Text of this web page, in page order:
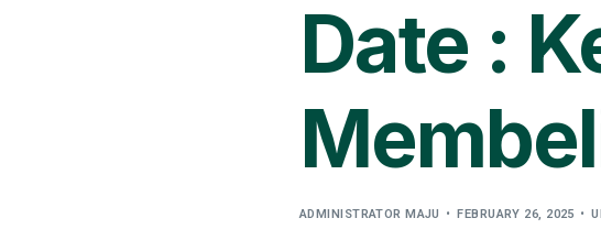
Date :
ADMINISTRATOR MAJU FEBRUARY 26, 2025